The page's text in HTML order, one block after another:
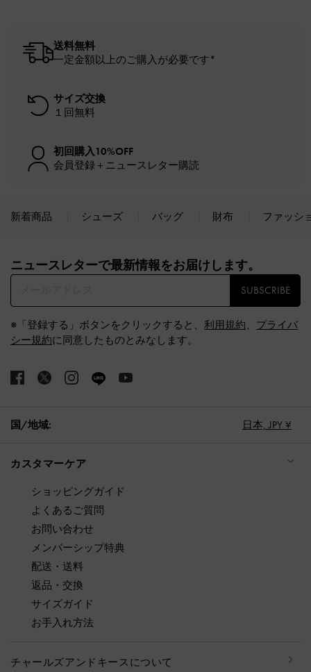
送料無料
一定金額以上のご購入が必要です*
サイズ交換
１回無料
初回購入10%OFF
会員登録＋ニュースレター購読
新着商品 シューズ バッグ 財布 ファッシ
ニュースレターで最新情報をお届けします。​
SUBSCRIBE
※「登録する」ボタンをクリックすると、 利用規約、 プライバ
シー規約に同意したものとみなします。
国/地域: 日本, JPY ¥
カスタマーケア
ショッピングガイド
よくあるご質問
お問い合わせ
メンバーシップ特典
配送・送料
返品・交換
サイズガイド
お手入れ方法
チャールズアンドキースについて